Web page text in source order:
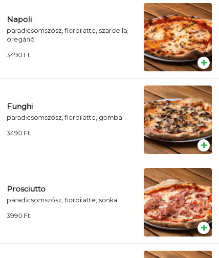
Napoli
paradicsomszósz, fiordilatte, szardella,
oregánó
3490 Ft
Funghi
paradicsomszósz, fiordilatte, gomba
3490 Ft
Prosciutto
paradicsomszósz, fiordilatte, sonka
3990 Ft